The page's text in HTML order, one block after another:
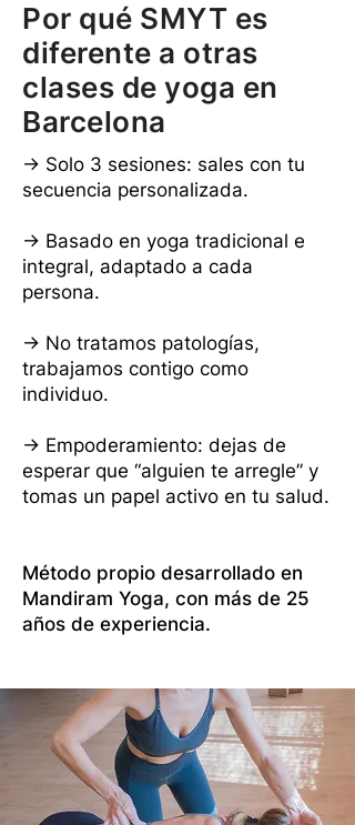
Por qué SMYT es
diferente a otras
clases de yoga en
Barcelona
→ Solo 3 sesiones: sales con tu
secuencia personalizada.
→ Basado en yoga tradicional e
integral, adaptado a cada
persona.
→ No tratamos patologías,
trabajamos contigo como
individuo.
→ Empoderamiento: dejas de
esperar que “alguien te arregle” y
tomas un papel activo en tu salud.
Método propio desarrollado en
Mandiram Yoga, con más de 25
años de experiencia.